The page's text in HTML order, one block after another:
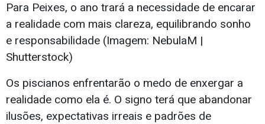
Para Peixes, o ano trará a necessidade de encarar
a realidade com mais clareza, equilibrando sonho
e responsabilidade (Imagem: NebulaM |
Shutterstock)
Os piscianos enfrentarão o medo de enxergar a
realidade como ela é. O signo terá que abandonar
ilusões, expectativas irreais e padrões de